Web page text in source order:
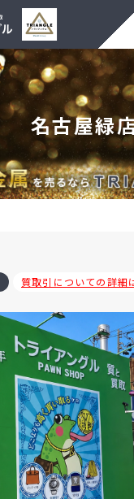
名古屋緑
質取引についての詳細